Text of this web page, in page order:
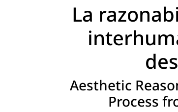
La
Aesthetic
Process